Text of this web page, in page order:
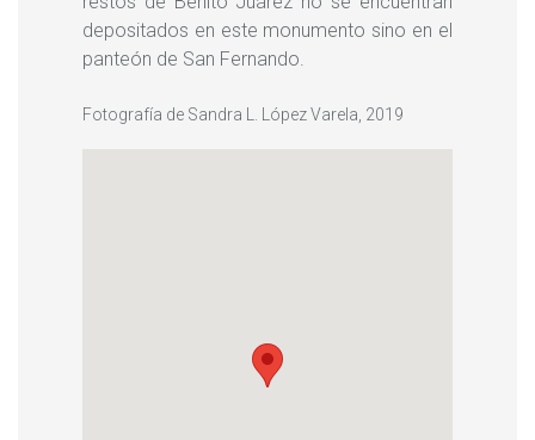
depositados en este monumento sino en el
panteón de San Fernando.
Fotografía de Sandra L. López Varela, 2019